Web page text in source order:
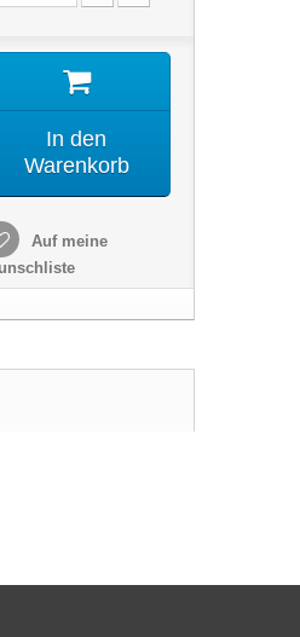
In den
Warenkorb
Auf meine